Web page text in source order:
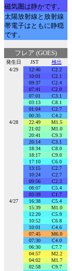
磁気圏は静かです。
太陽放射線と放射線
帯電子はともに静穏
です。
フレア (GOES)
発生日 JST
検出
4/29
12:46
C2.2
10:01
C2.1
09:37
C2.4
07:41
C2.0
07:01
C3.1
03:13
C8.1
01:04
C2.7
00:35
C4.2
4/28
22:49
M1.5
21:02
M1.0
20:41
C9.3
20:14
C3.1
18:34
C8.0
18:17
C9.0
17:10
C6.0
13:15
C2.7
10:24
C2.7
09:56
C2.3
08:07
C5.4
03:39
C1.7
4/27
16:38
C5.4
15:39
M1.0
12:20
C5.9
10:52
C6.8
10:01
C4.6
07:45
M6.0
07:30
C4.0
06:30
C7.7
04:57
M2.2
04:02
M1.7
02:58
C9.7